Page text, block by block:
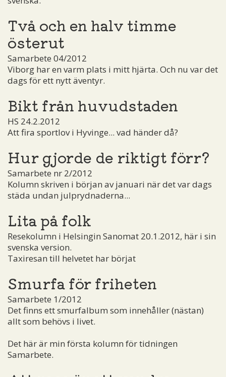
Två och en halv timme
österut
Samarbete 04/2012
Viborg har en varm plats i mitt hjärta. Och nu var det
dags för ett nytt äventyr.
Bikt från huvudstaden
HS 24.2.2012
Att fira sportlov i Hyvinge... vad händer då?
Hur gjorde de riktigt förr?
Samarbete nr 2/2012
Kolumn skriven i början av januari när det var dags
städa undan julprydnaderna...
Lita på folk
Resekolumn i Helsingin Sanomat 20.1.2012, här i sin
svenska version.
Taxiresan till helvetet har börjat
Smurfa för friheten
Samarbete 1/2012
Det finns ett smurfalbum som innehåller (nästan)
allt som behövs i livet.
Det här är min första kolumn för tidningen
Samarbete.